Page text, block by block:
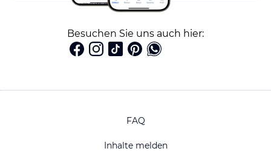
Besuchen Sie uns auch hier:
FAQ
Inhalte melden